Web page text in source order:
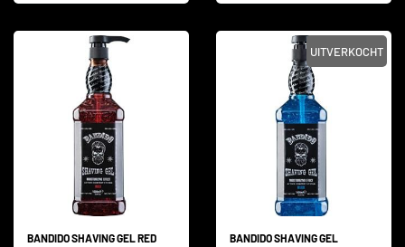
BANDIDO SHAVING GEL RED
UITVERKOCHT
BANDIDO SHAVING GEL